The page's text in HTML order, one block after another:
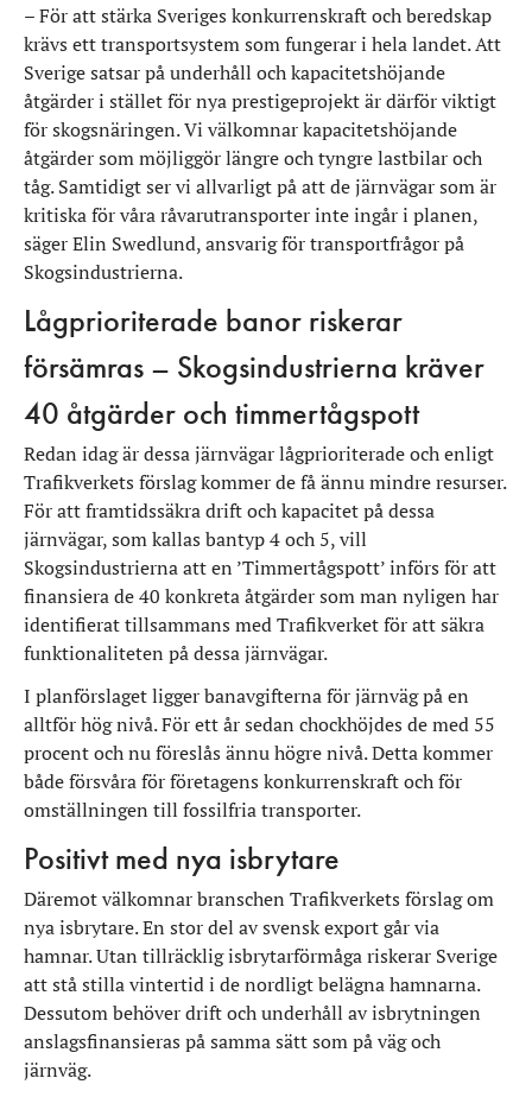
– För att stärka Sveriges konkurrenskraft och beredskap
krävs ett transportsystem som fungerar i hela landet. Att
Sverige satsar på underhåll och kapacitetshöjande
åtgärder i stället för nya prestigeprojekt är därför viktigt
för skogsnäringen. Vi välkomnar kapacitetshöjande
åtgärder som möjliggör längre och tyngre lastbilar och
tåg. Samtidigt ser vi allvarligt på att de järnvägar som är
kritiska för våra råvarutransporter inte ingår i planen,
säger Elin Swedlund, ansvarig för transportfrågor på
Skogsindustrierna.
Lågprioriterade banor riskerar
försämras – Skogsindustrierna kräver
40 åtgärder och timmertågspott
Redan idag är dessa järnvägar lågprioriterade och enligt
Trafikverkets förslag kommer de få ännu mindre resurser.
För att framtidssäkra drift och kapacitet på dessa
järnvägar, som kallas bantyp 4 och 5, vill
Skogsindustrierna att en ’Timmertågspott’ införs för att
finansiera de 40 konkreta åtgärder som man nyligen har
identifierat tillsammans med Trafikverket för att säkra
funktionaliteten på dessa järnvägar.
I planförslaget ligger banavgifterna för järnväg på en
alltför hög nivå. För ett år sedan chockhöjdes de med 55
procent och nu föreslås ännu högre nivå. Detta kommer
både försvåra för företagens konkurrenskraft och för
omställningen till fossilfria transporter.
Positivt med nya isbrytare
Däremot välkomnar branschen Trafikverkets förslag om
nya isbrytare. En stor del av svensk export går via
hamnar. Utan tillräcklig isbrytarförmåga riskerar Sverige
att stå stilla vintertid i de nordligt belägna hamnarna.
Dessutom behöver drift och underhåll av isbrytningen
anslagsfinansieras på samma sätt som på väg och
järnväg.